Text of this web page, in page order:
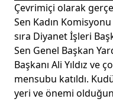
Çevrimiçi olarak
Sen Kadın Komisyonu
sıra Diyanet İşleri
Sen Genel Başkan
Başkanı Ali Yıldız ve
mensubu katıldı.
yeri ve önemi